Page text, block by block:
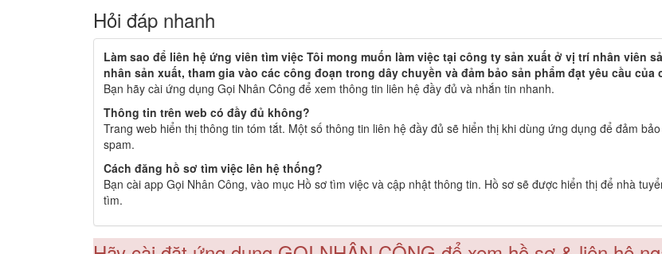
Hỏi đáp nhanh
Làm sao để liên hệ ứng viên tìm việc Tôi mong muốn làm việc tại công ty sản xuất ở vị trí nhân viên
nhân sản xuất, tham gia vào các công đoạn trong dây chuyền và đảm bảo sản phẩm đạt yêu cầu của
Bạn hãy cài ứng dụng Gọi Nhân Công để xem thông tin liên hệ đầy đủ và nhắn tin nhanh.
Thông tin trên web có đầy đủ không?
Trang web hiển thị thông tin tóm tắt. Một số thông tin liên hệ đầy đủ sẽ hiển thị khi dùng ứng dụng để đảm
spam.
Cách đăng hồ sơ tìm việc lên hệ thống?
Bạn cài app Gọi Nhân Công, vào mục Hồ sơ tìm việc và cập nhật thông tin. Hồ sơ sẽ được hiển thị để nhà
tìm.